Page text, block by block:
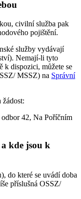
civilní služba pak
pojištění.
služby vydávají
Nemají-li tyto
k dispozici, můžete se
MSSZ) na Správní
42, Na Poříčním
kde jsou k
do které se uvádí doba
příslušná OSSZ/